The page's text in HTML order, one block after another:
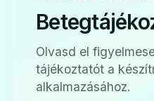
Olvasd el
tájékoztatót a
alkalmazásához.